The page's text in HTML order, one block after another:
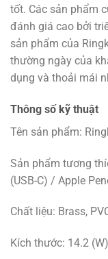
tốt. Các sản phẩm
đánh giá cao bởi
sản phẩm của
thường ngày của
dụng và thoải mái
Thông số kỹ thuật
Tên sản phẩm:
Sản phẩm tương
(USB-C) / Apple
Chất liệu: Brass,
Kích thước: 14.2